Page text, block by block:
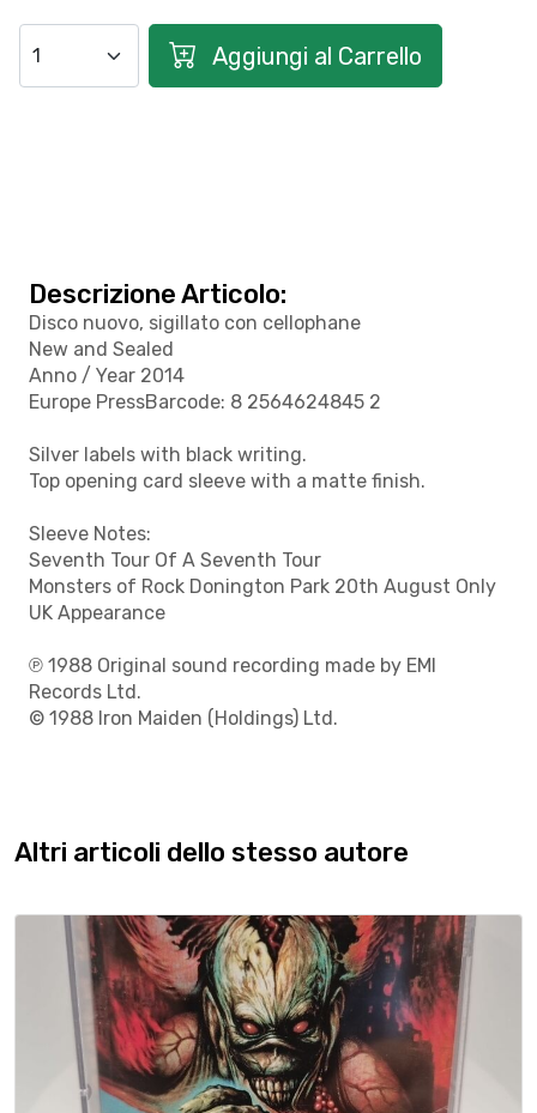
Aggiungi al Carrello
Descrizione Articolo:
Disco nuovo, sigillato con cellophane
New and Sealed
Anno / Year 2014
Europe PressBarcode: 8 2564624845 2
Silver labels with black writing.
Top opening card sleeve with a matte finish.
Sleeve Notes:
Seventh Tour Of A Seventh Tour
Monsters of Rock Donington Park 20th August Only
UK Appearance
℗ 1988 Original sound recording made by EMI
Records Ltd.
© 1988 Iron Maiden (Holdings) Ltd.
Altri articoli dello stesso autore